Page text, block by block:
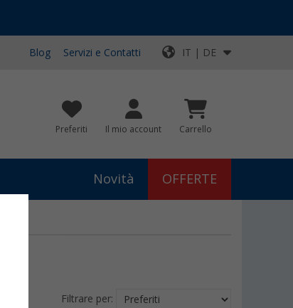
Blog Servizi e Contatti IT | DE
Preferiti Il mio account Carrello
Novità OFFERTE
Filtrare per: